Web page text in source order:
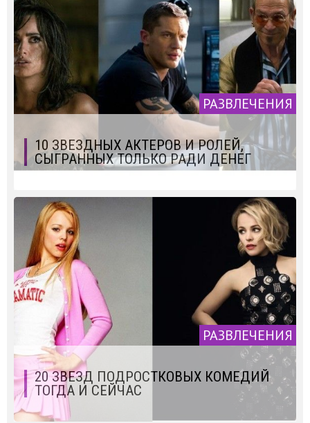
РАЗВЛЕЧЕНИЯ
10 ЗВЕЗДНЫХ АКТЕРОВ И РОЛЕЙ,
СЫГРАННЫХ ТОЛЬКО РАДИ ДЕНЕГ
РАЗВЛЕЧЕНИЯ
20 ЗВЕЗД ПОДРОСТКОВЫХ КОМЕДИЙ
ТОГДА И СЕЙЧАС